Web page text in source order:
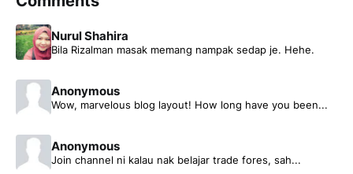
Nurul Shahira
Bila Rizalman masak memang nampak sedap je. Hehe.
Anonymous
Wow, marvelous blog layout! How long have you been...
Anonymous
Join channel ni kalau nak belajar trade fores, sah...